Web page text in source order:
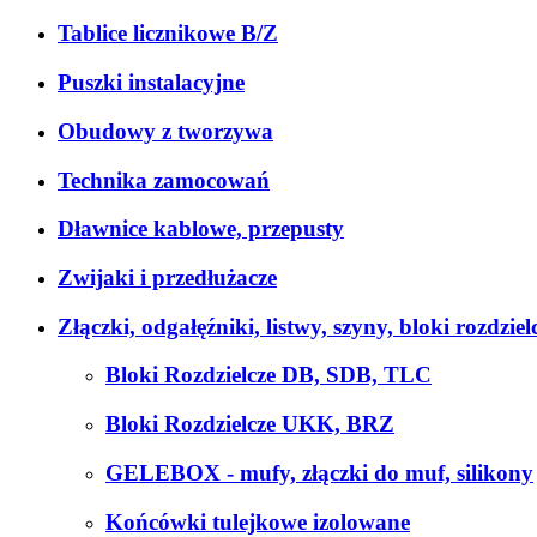
Tablice licznikowe B/Z
Puszki instalacyjne
Obudowy z tworzywa
Technika zamocowań
Dławnice kablowe, przepusty
Zwijaki i przedłużacze
Złączki, odgałęźniki, listwy, szyny, bloki
Bloki Rozdzielcze DB, SDB, TLC
Bloki Rozdzielcze UKK, BRZ
GELEBOX - mufy, złączki do muf, silikony
Końcówki tulejkowe izolowane